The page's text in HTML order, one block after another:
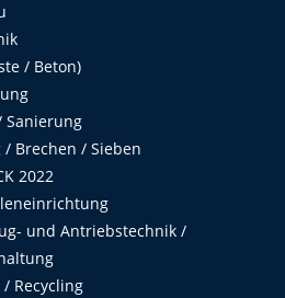
/ Beton)
Sanierung
Brechen / Sieben
2022
und Antriebstechnik /
Recycling